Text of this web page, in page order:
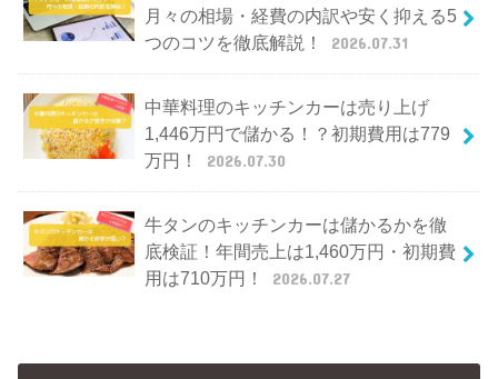
月々の相場・経費の内訳や安く抑える5
つのコツを徹底解説！
2026.07.31
中華料理のキッチンカーは売り上げ
1,446万円で儲かる！？初期費用は779
万円！
2026.07.30
牛タンのキッチンカーは儲かるかを徹
底検証！年間売上は1,460万円・初期費
用は710万円！
2026.07.27